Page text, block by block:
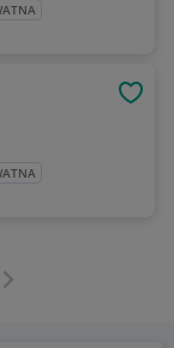
Następna strona